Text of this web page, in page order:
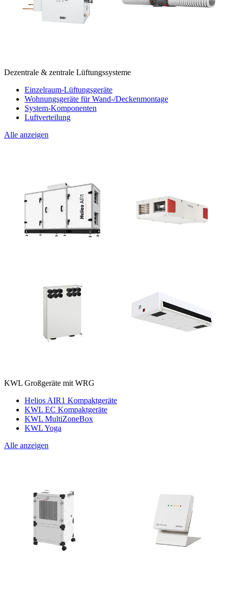
Dezentrale & zentrale Lüftungssysteme
Einzelraum-Lüftungsgeräte
Wohnungsgeräte für Wand-/Deckenmontage
System-Komponenten
Luftverteilung
Alle anzeigen
KWL Großgeräte mit WRG
Helios AIR1 Kompaktgeräte
KWL EC Kompaktgeräte
KWL MultiZoneBox
KWL Yoga
Alle anzeigen